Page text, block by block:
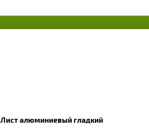
Лист алюминиевый гладкий